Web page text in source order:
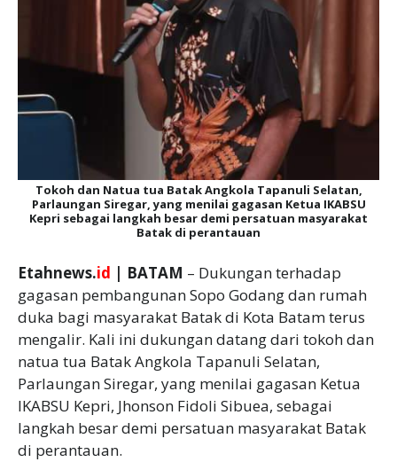
Tokoh dan Natua tua Batak Angkola Tapanuli Selatan,
Parlaungan Siregar, yang menilai gagasan Ketua IKABSU
Kepri sebagai langkah besar demi persatuan masyarakat
Batak di perantauan
Etahnews.id | BATAM – Dukungan terhadap
gagasan pembangunan Sopo Godang dan rumah
duka bagi masyarakat Batak di Kota Batam terus
mengalir. Kali ini dukungan datang dari tokoh dan
natua tua Batak Angkola Tapanuli Selatan,
Parlaungan Siregar, yang menilai gagasan Ketua
IKABSU Kepri, Jhonson Fidoli Sibuea, sebagai
langkah besar demi persatuan masyarakat Batak
di perantauan.